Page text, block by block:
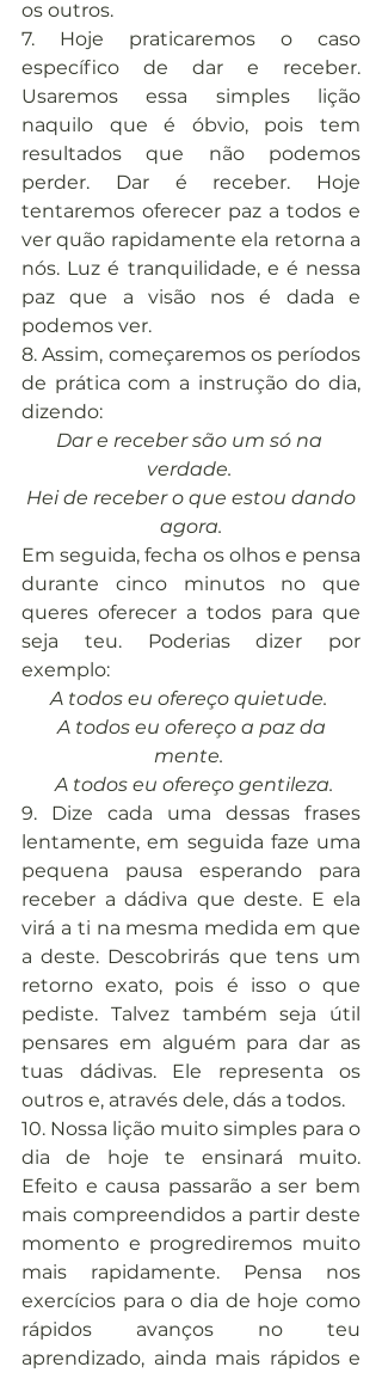
os outros.
7. Hoje praticaremos o caso
específico de dar e receber.
Usaremos essa simples lição
naquilo que é óbvio, pois tem
resultados que não podemos
perder. Dar é receber. Hoje
tentaremos oferecer paz a todos e
ver quão rapidamente ela retorna a
nós. Luz é tranquilidade, e é nessa
paz que a visão nos é dada e
podemos ver.
8. Assim, começaremos os períodos
de prática com a instrução do dia,
dizendo:
Dar e receber são um só na
verdade.
Hei de receber o que estou dando
agora.
Em seguida, fecha os olhos e pensa
durante cinco minutos no que
queres oferecer a todos para que
seja teu. Poderias dizer por
exemplo:
A todos eu ofereço quietude.
A todos eu ofereço a paz da
mente.
A todos eu ofereço gentileza.
9. Dize cada uma dessas frases
lentamente, em seguida faze uma
pequena pausa esperando para
receber a dádiva que deste. E ela
virá a ti na mesma medida em que
a deste. Descobrirás que tens um
retorno exato, pois é isso o que
pediste. Talvez também seja útil
pensares em alguém para dar as
tuas dádivas. Ele representa os
outros e, através dele, dás a todos.
10. Nossa lição muito simples para o
dia de hoje te ensinará muito.
Efeito e causa passarão a ser bem
mais compreendidos a partir deste
momento e progrediremos muito
mais rapidamente. Pensa nos
exercícios para o dia de hoje como
rápidos avanços no teu
aprendizado, ainda mais rápidos e